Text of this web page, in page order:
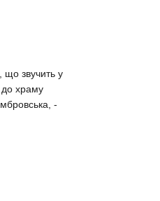
що звучить у
до храму
-